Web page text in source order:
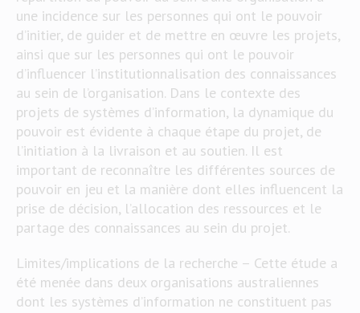
une incidence sur les personnes qui ont le pouvoir
d’initier, de guider et de mettre en œuvre les projets,
ainsi que sur les personnes qui ont le pouvoir
d’influencer l’institutionnalisation des connaissances
au sein de l’organisation. Dans le contexte des
projets de systèmes d’information, la dynamique du
pouvoir est évidente à chaque étape du projet, de
l’initiation à la livraison et au soutien. Il est
important de reconnaître les différentes sources de
pouvoir en jeu et la manière dont elles influencent la
prise de décision, l’allocation des ressources et le
partage des connaissances au sein du projet.
Limites/implications de la recherche – Cette étude a
été menée dans deux organisations australiennes
dont les systèmes d’information ne constituent pas